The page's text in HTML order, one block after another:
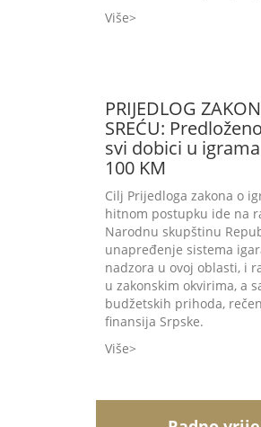
Više
PRIJEDLOG
SREĆU:
svi dobici u
100 KM
Cilj Prijedloga zakona o
hitnom postupku ide na
Narodnu skupštinu
unapređenje sistema
nadzora u ovoj oblasti, i
u zakonskim okvirima, a
budžetskih prihoda,
finansija Srpske.
Više